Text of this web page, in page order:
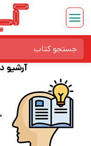
Skip
content
برای:
آرشیو